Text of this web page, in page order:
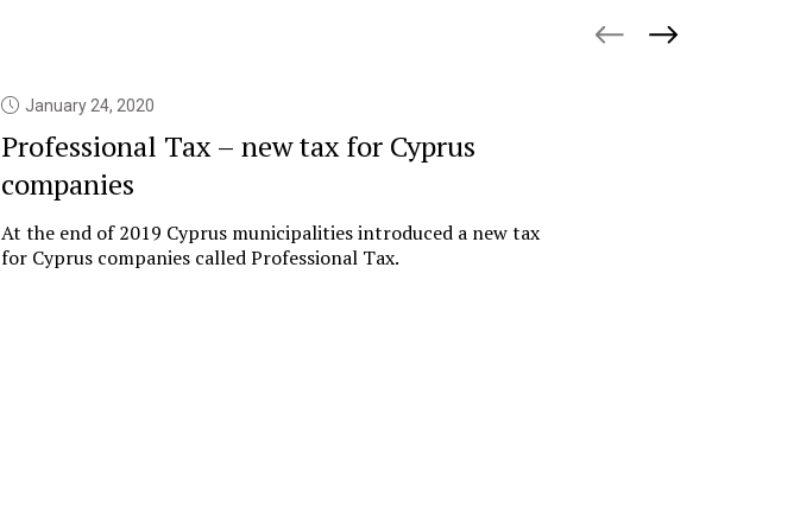
January 24, 2020
Professional Tax – new tax for Cyprus
companies
At the end of 2019 Cyprus municipalities introduced a new tax
for Cyprus companies called Professional Tax.